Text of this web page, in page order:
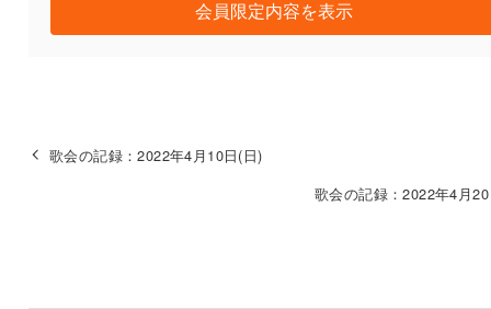
会員限定内容を表示
歌会の記録：2022年4月10日(日)
歌会の記録：2022年4月